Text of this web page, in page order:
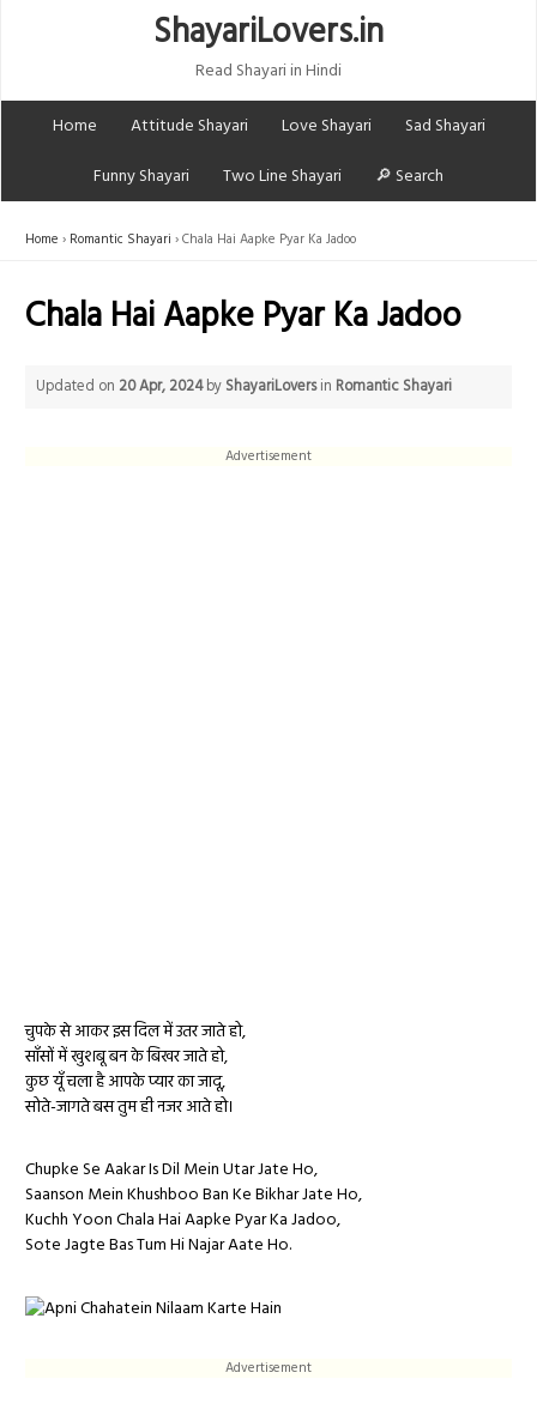
ShayariLovers.in
Read Shayari in Hindi
Home
Attitude Shayari Love Shayari
Sad Shayari
Funny Shayari
Two Line Shayari 🔎 Search
Home Romantic Shayari Chala Hai Aapke Pyar Ka Jadoo
Chala Hai Aapke Pyar Ka Jadoo
Updated on 20 Apr, 2024by ShayariLoversin Romantic Shayari
Advertisement
चुपके से आकर इस दिल में उतर जाते हो,
साँसों में खुशबू बन के बिखर जाते हो,
कुछ यूँ चला है आपके प्यार का जादू,
सोते-जागते बस तुम ही नजर आते हो।
Chupke Se Aakar Is Dil Mein Utar Jate Ho,
Saanson Mein Khushboo Ban Ke Bikhar Jate Ho,
Kuchh Yoon Chala Hai Aapke Pyar Ka Jadoo,
Sote Jagte Bas Tum Hi Najar Aate Ho.
Advertisement